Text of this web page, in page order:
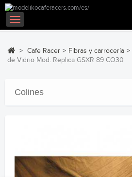
Navegación
Toggle
> Cafe Racer > Fibras y carrocería >
de Vidrio Mod. Replica GSXR 89 CO30
Colines